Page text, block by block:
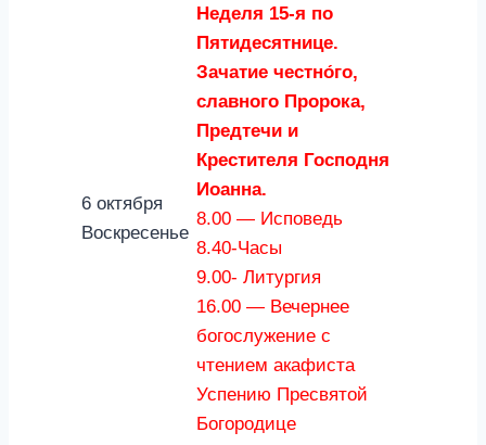
6 октября
Воскресенье
Неделя 15-я по
Пятидесятнице.
Зачатие честно́го,
славного Пророка,
Предтечи и
Крестителя Господня
Иоанна.
8.00 — Исповедь
8.40-Часы
9.00- Литургия
16.00 — Вечернее
богослужение с
чтением акафиста
Успению Пресвятой
Богородице